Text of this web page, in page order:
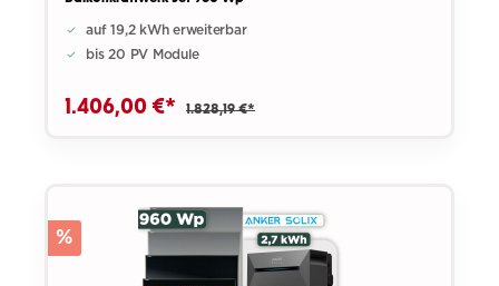
auf 19,2 kWh erweiterbar
bis 20 PV Module
1.406,00 €* 1.828,19 €*
%